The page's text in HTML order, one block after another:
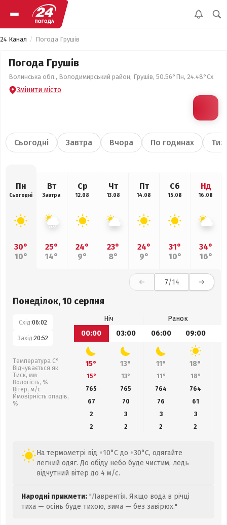
24 Канал Погода Грушів
Погода Грушів
Волинська обл., Володимирський район, Грушів, 50.56°Пн, 24.48°Сх
Змінити місто
Сьогодні Завтра Вчора По годинах
Пн
Сьогодні
30°
10°
Вт
Завтра
25°
14°
Ср
12.08
24°
9°
Чт
13.08
23°
8°
Пт
14.08
24°
9°
Сб
15.08
31°
10°
Нд
16.08
34°
16°
7/14
Понеділок, 10 серпня
Схід:06:02
Захід:20:52
Температура С°
Відчувається як
Тиск, мм
Вологість, %
Вітер, м/с
Ймовірність опадів,
%
Ніч
Ранок
00:00
03:00 06:00 09:00
15° 13° 11° 18°
15° 13° 11° 18°
765
765 764 764
67
70 76 61
2
3 3
3
2
2 2 2
На термометрі від +10°C до +30°C, одягайте
легкий одяг. До обіду небо буде чистим, ледь
відчутний вітер до 4 м/с.
Народні прикмети: "Лаврентія. Якщо вода в річці
тиха — осінь буде тихою, зима — без завірюх."